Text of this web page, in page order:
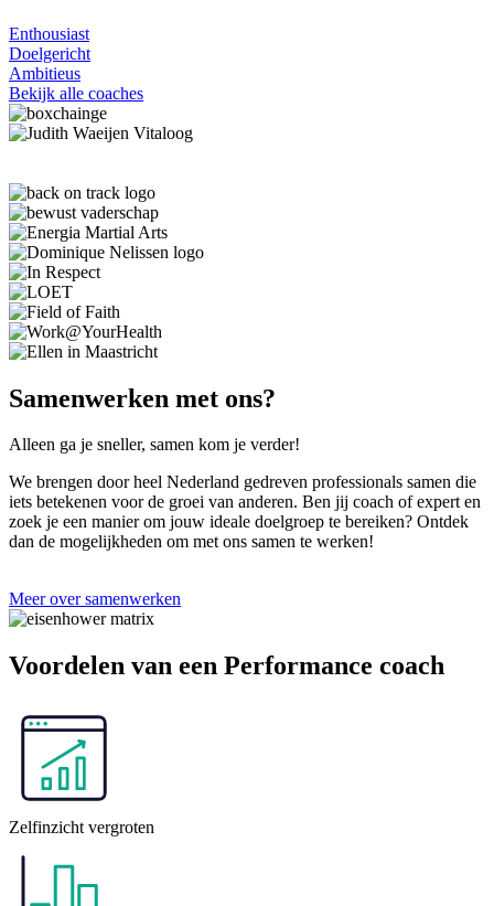
Enthousiast
Doelgericht
Ambitieus
Bekijk alle coaches
Samenwerken met ons?
Alleen ga je sneller, samen kom je verder!
We brengen door heel Nederland gedreven professionals samen die
iets betekenen voor de groei van anderen. Ben jij coach of expert en
zoek je een manier om jouw ideale doelgroep te bereiken? Ontdek
dan de mogelijkheden om met ons samen te werken!
Meer over samenwerken
Voordelen van een Performance coach
Zelfinzicht vergroten